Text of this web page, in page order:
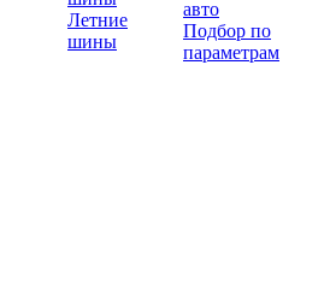
Летние
шины
авто
Подбор по
параметрам